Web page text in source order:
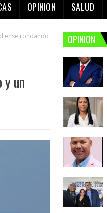
OPINION SALUD
rondando
y un
OPINION